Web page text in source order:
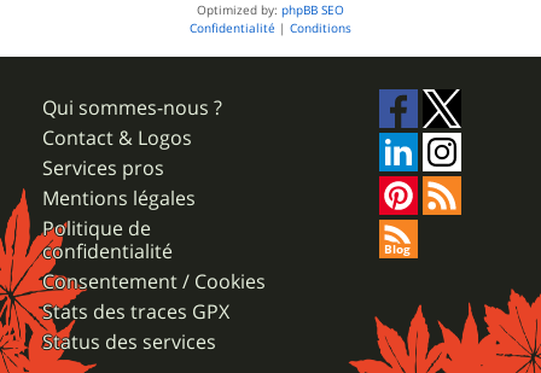
Optimized by: phpBB SEO
Confidentialité | Conditions
Qui sommes-nous ?
Contact & Logos
Services pros
Mentions légales
Politique de
confidentialité
Consentement / Cookies
Stats des traces GPX
Status des services